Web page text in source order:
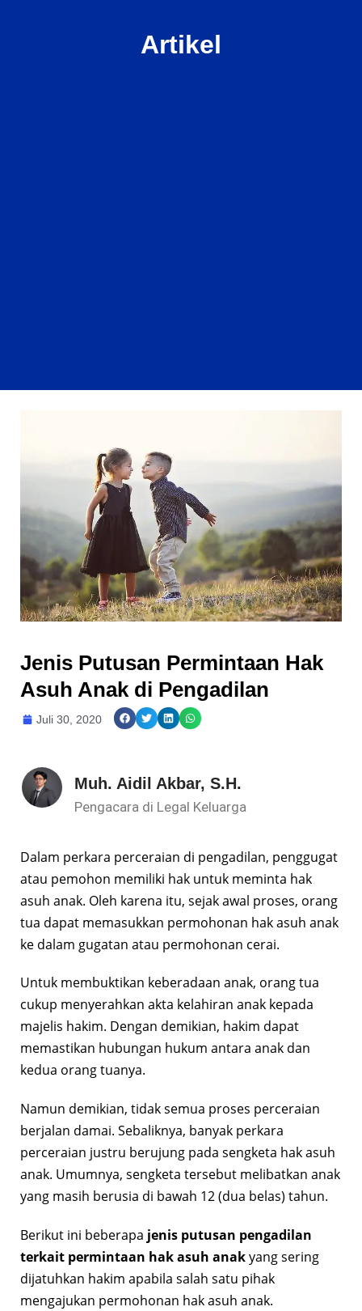
Artikel
Jenis Putusan Permintaan Hak
Asuh Anak di Pengadilan
Juli 30, 2020
Muh. Aidil Akbar, S.H.
Pengacara di Legal Keluarga
Dalam perkara perceraian di pengadilan, penggugat
atau pemohon memiliki hak untuk meminta hak
asuh anak. Oleh karena itu, sejak awal proses, orang
tua dapat memasukkan permohonan hak asuh anak
ke dalam gugatan atau permohonan cerai.
Untuk membuktikan keberadaan anak, orang tua
cukup menyerahkan akta kelahiran anak kepada
majelis hakim. Dengan demikian, hakim dapat
memastikan hubungan hukum antara anak dan
kedua orang tuanya.
Namun demikian, tidak semua proses perceraian
berjalan damai. Sebaliknya, banyak perkara
perceraian justru berujung pada sengketa hak asuh
anak. Umumnya, sengketa tersebut melibatkan anak
yang masih berusia di bawah 12 (dua belas) tahun.
Berikut ini beberapa jenis putusan pengadilan
terkait permintaan hak asuh anakyang sering
dijatuhkan hakim apabila salah satu pihak
mengajukan permohonan hak asuh anak.